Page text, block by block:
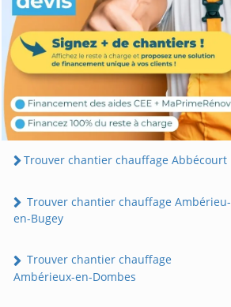
Trouver chantier chauffage Abbécourt
Trouver chantier chauffage Ambérieu-
en-Bugey
Trouver chantier chauffage
Ambérieux-en-Dombes